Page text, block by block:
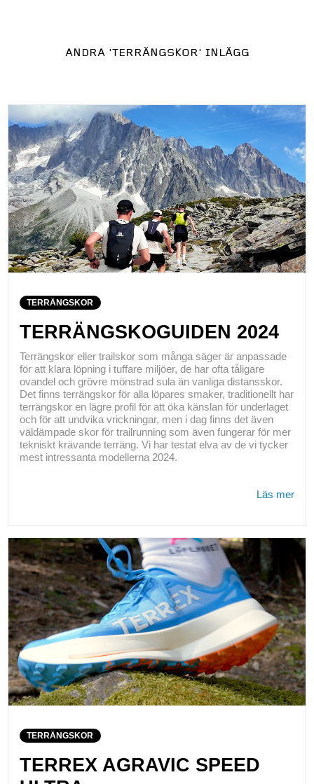
ANDRA 'TERRÄNGSKOR' INLÄGG
TERRÄNGSKOR
TERRÄNGSKOGUIDEN 2024
Terrängskor eller trailskor som många säger är anpassade
för att klara löpning i tuffare miljöer, de har ofta tåligare
ovandel och grövre mönstrad sula än vanliga distansskor.
Det finns terrängskor för alla löpares smaker, traditionellt har
terrängskor en lägre profil för att öka känslan för underlaget
och för att undvika vrickningar, men i dag finns det även
väldämpade skor för trailrunning som även fungerar för mer
tekniskt krävande terräng. Vi har testat elva av de vi tycker
mest intressanta modellerna 2024.
Läs mer
TERRÄNGSKOR
TERREX AGRAVIC SPEED